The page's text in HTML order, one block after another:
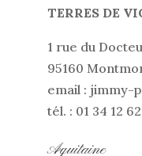
TERRES DE
1 rue du
95160
email : jimmy-
tél. : 01 34 12
Aquitaine